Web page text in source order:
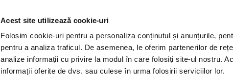
Acest site utilizează cookie-uri
Folosim cookie-uri pentru a personaliza conținutul și anunțurile,
pentru a analiza traficul. De asemenea, le oferim partenerilor de
analize informații cu privire la modul în care folosiți site-ul nostru.
informații oferite de dvs. sau culese în urma folosirii serviciilor lor.
Economisire Banking Digital